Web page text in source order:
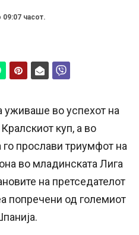
09:07 часот.
во успехот на
куп, а во
прослави триумфот на
во младинската Лига
на претседателот
попречени од големиот